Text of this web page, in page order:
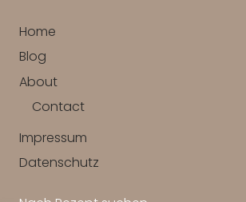
Home
Blog
About
Contact
Impressum
Datenschutz